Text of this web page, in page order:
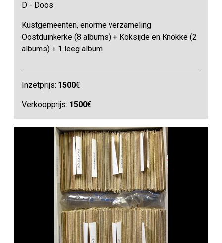
D - Doos
Kustgemeenten, enorme verzameling
Oostduinkerke (8 albums) + Koksijde en Knokke (2
albums) + 1 leeg album
Inzetprijs: 1500€
Verkoopprijs: 1500€